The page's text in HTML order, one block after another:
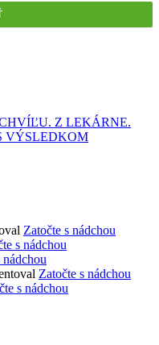
Z LEKÁRNE.
VÝSLEDKOM
Zatočte s nádchou
s nádchou
nádchou
Zatočte s nádchou
s nádchou